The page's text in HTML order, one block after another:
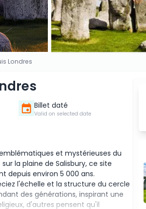
Londres
Billet daté
Valid on selected date
et mystérieuses du
la plaine de Salisbury, ce site
depuis environ 5 000 ans.
l'échelle et la structure du cercle
des générations, inspirant une
d'autres pensent qu'il